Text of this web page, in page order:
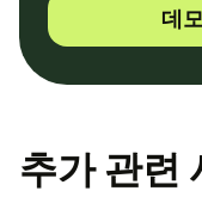
데
추가 관련